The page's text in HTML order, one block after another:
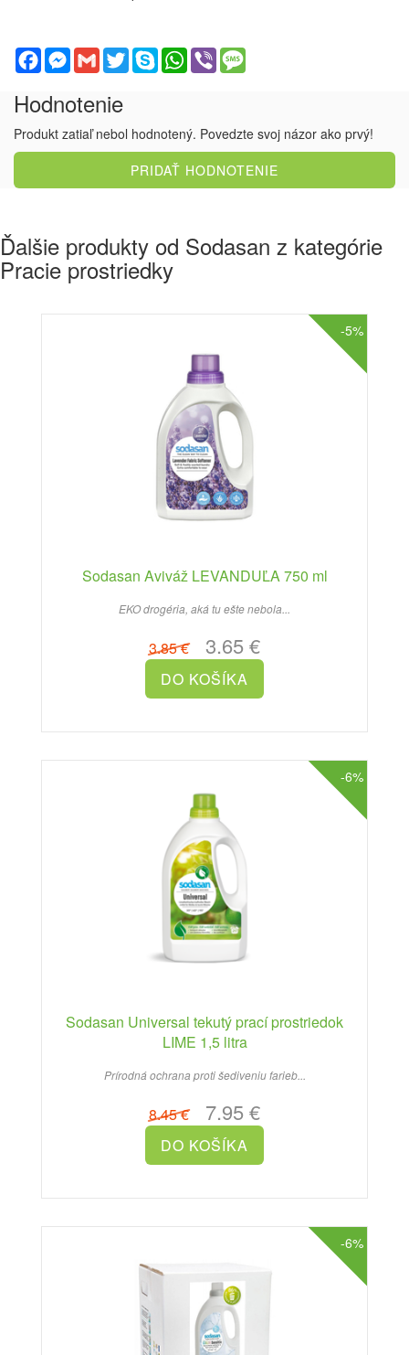
FacebookMessenger
GmailTwitterSkypeWhatsApp
Viber
Hodnotenie
Produkt zatiaľ nebol hodnotený. Povedzte svoj názor ako prvý!
PRIDAŤ HODNOTENIE
Ďalšie produkty od Sodasan z kategórie
Pracie prostriedky
-5%
Sodasan Aviváž LEVANDUĽA 750 ml
EKO drogéria, aká tu ešte nebola...
3.85 €3.65 €
-6%
Sodasan Universal tekutý prací prostriedok
LIME 1,5 litra
Prírodná ochrana proti šediveniu farieb...
8.45 €7.95 €
-6%